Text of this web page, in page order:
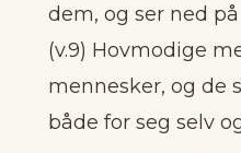
dem, og ser ned på
(v.9) Hovmodige
mennesker, og de
både for seg selv